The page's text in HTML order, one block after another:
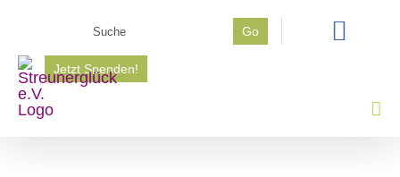
springen
Go
Jetzt Spenden!